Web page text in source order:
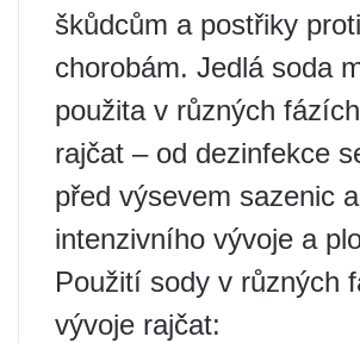
škůdcům a postřiky proti
chorobám. Jedlá soda
použita v různých
rajčat – od dezinfekce
před výsevem sazenic
intenzivního vývoje a
Použití sody v různých
vývoje rajčat: